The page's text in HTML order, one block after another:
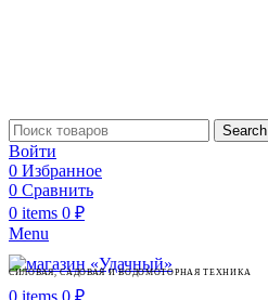
Search
Войти
0 Избранное
0 Сравнить
0 items 0 ₽
Menu
СИЛОВАЯ, САДОВАЯ И ВОДОМОТОРНАЯ ТЕХНИКА